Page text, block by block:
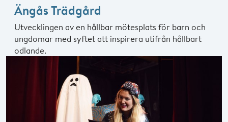
Ängås Trädgård
Utvecklingen av en hållbar mötesplats för barn och
ungdomar med syftet att inspirera utifrån hållbart
odlande.